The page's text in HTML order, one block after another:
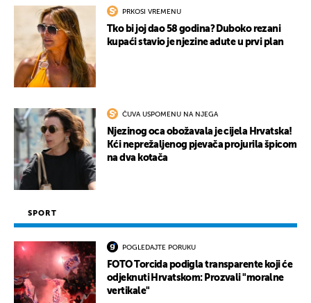
PRKOSI VREMENU
Tko bi joj dao 58 godina? Duboko rezani
kupaći stavio je njezine adute u prvi plan
ČUVA USPOMENU NA NJEGA
Njezinog oca obožavala je cijela Hrvatska!
Kći neprežaljenog pjevača projurila špicom
na dva kotača
SPORT
POGLEDAJTE PORUKU
FOTO Torcida podigla transparente koji će
odjeknuti Hrvatskom: Prozvali "moralne
vertikale"